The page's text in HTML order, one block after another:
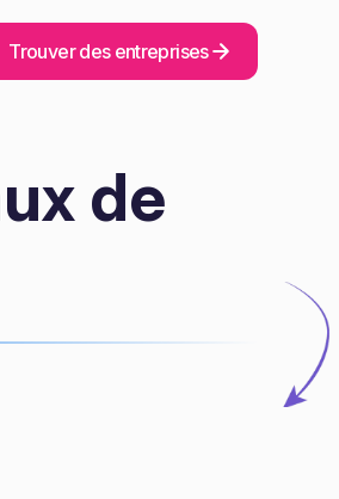
Trouver des entreprises
de